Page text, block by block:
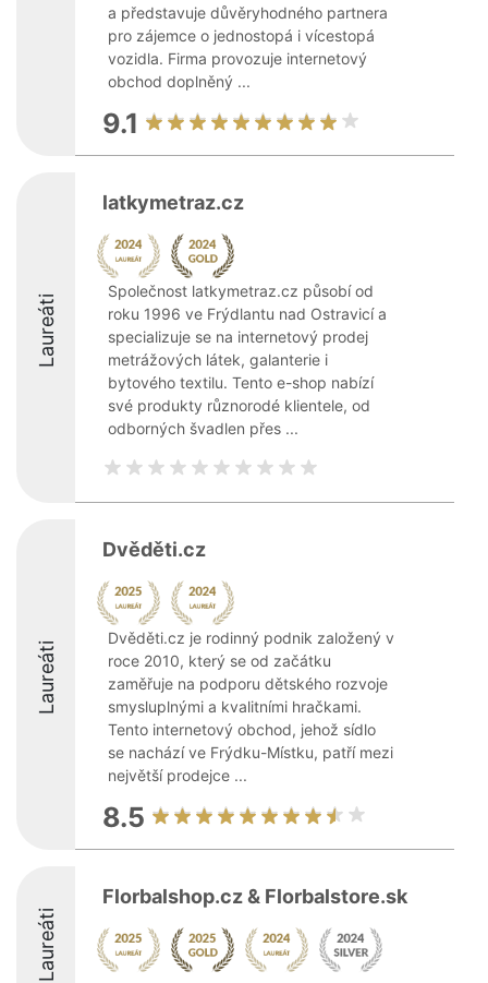
a představuje důvěryhodného partnera
pro zájemce o jednostopá i vícestopá
vozidla. Firma provozuje internetový
obchod doplněný ...
9.1
Laureáti
latkymetraz.cz
Společnost latkymetraz.cz působí od
roku 1996 ve Frýdlantu nad Ostravicí a
specializuje se na internetový prodej
metrážových látek, galanterie i
bytového textilu. Tento e-shop nabízí
své produkty různorodé klientele, od
odborných švadlen přes ...
Laureáti
Dvěděti.cz
Dvěděti.cz je rodinný podnik založený v
roce 2010, který se od začátku
zaměřuje na podporu dětského rozvoje
smysluplnými a kvalitními hračkami.
Tento internetový obchod, jehož sídlo
se nachází ve Frýdku-Místku, patří mezi
největší prodejce ...
8.5
Laureáti
Florbalshop.cz & Florbalstore.sk